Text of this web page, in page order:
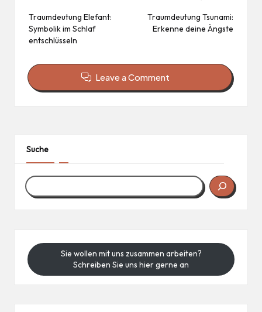
navigation
Traumdeutung Elefant:
Symbolik im Schlaf
entschlüsseln
Traumdeutung Tsunami:
Erkenne deine Ängste
Leave a Comment
Suche
Sie wollen mit uns zusammen arbeiten?
Schreiben Sie uns hier gerne an